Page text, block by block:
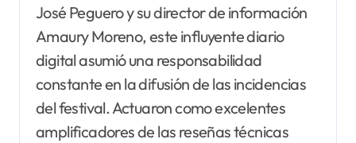
José Peguero y su director de información
Amaury Moreno, este influyente diario
digital asumió una responsabilidad
constante en la difusión de las incidencias
del festival. Actuaron como excelentes
amplificadores de las reseñas técnicas